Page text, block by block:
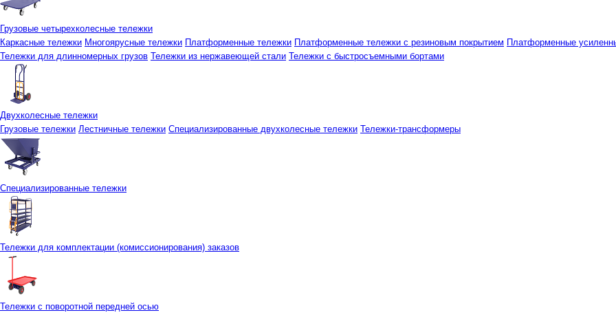
Грузовые четырехколесные тележки
Каркасные тележки Многоярусные тележки Платформенные тележки Платформенные тележки с резиновым покрытием Платформенные
Тележки для длинномерных грузов Тележки из нержавеющей стали Тележки с быстросъемными бортами
Двухколесные тележки
Грузовые тележки Лестничные тележки Специализированные двухколесные тележки Тележки-трансформеры
Специализированные тележки
Тележки для комплектации (комиссионирования) заказов
Тележки с поворотной передней осью